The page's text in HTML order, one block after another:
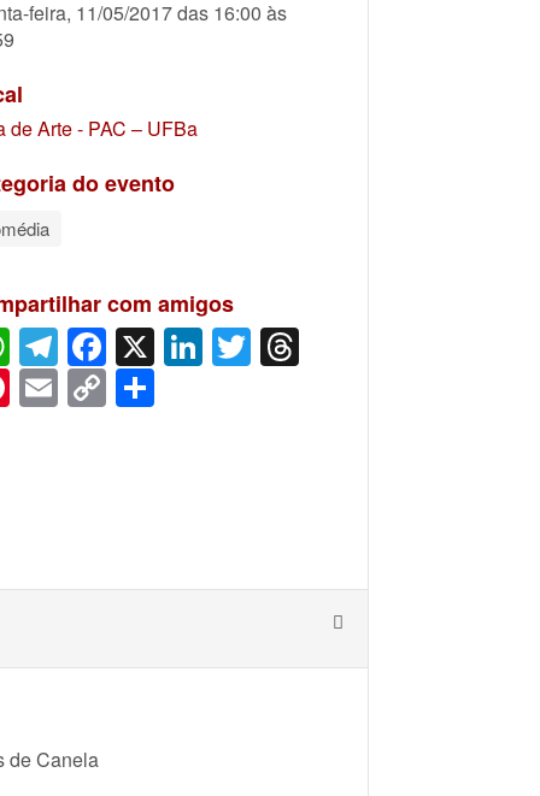
feira, 11/05/2017 das 16:00 às
de Arte - PAC – UFBa
do evento
com amigos
WhatsApp
Telegram
Facebook
X LinkedIn
Twitter
Pinterest
Email
Copy
Link
de Canela